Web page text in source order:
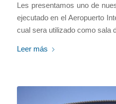
Les presentamos uno de
ejecutado en el Aeropuerto
cual sera utilizado como sala
Leer más